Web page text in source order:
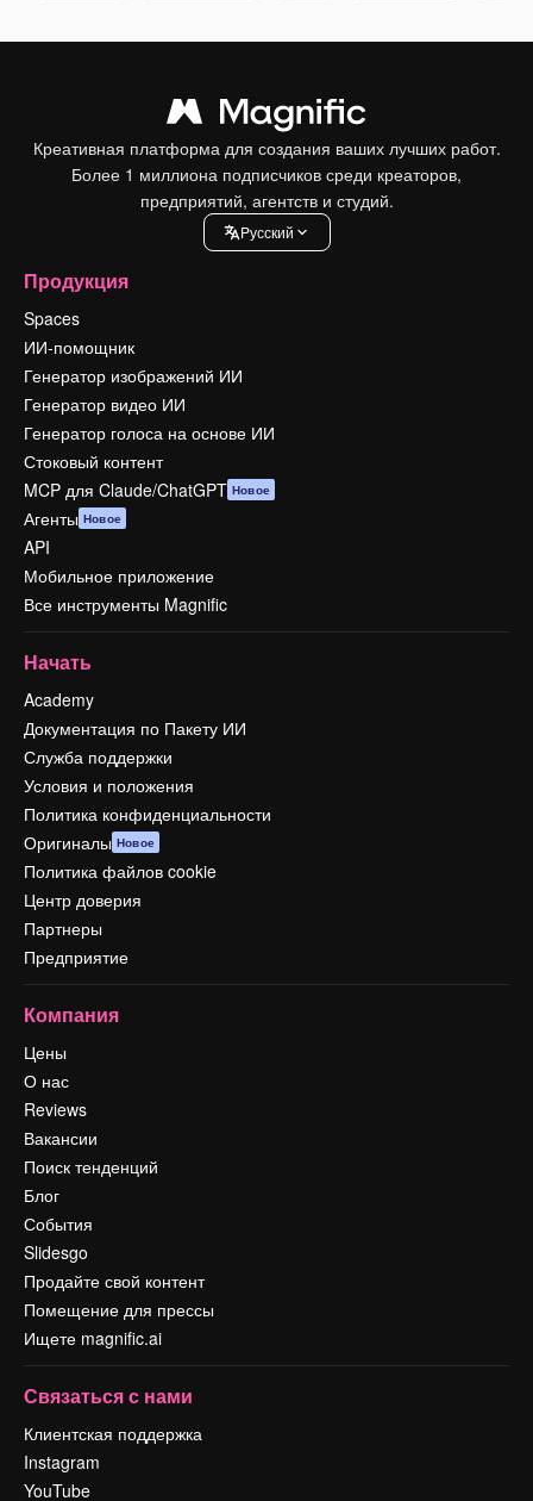
Креативная платформа для создания ваших лучших работ.
Более 1 миллиона подписчиков среди креаторов,
предприятий, агентств и студий.
Pусский
Продукция
Spaces
ИИ-помощник
Генератор изображений ИИ
Генератор видео ИИ
Генератор голоса на основе ИИ
Стоковый контент
MCP для Claude/ChatGPT Новое
Агенты Новое
API
Мобильное приложение
Все инструменты Magnific
Начать
Academy
Документация по Пакету ИИ
Служба поддержки
Условия и положения
Политика конфиденциальности
Оригиналы Новое
Политика файлов cookie
Центр доверия
Партнеры
Предприятие
Компания
Цены
О нас
Reviews
Вакансии
Поиск тенденций
Блог
События
Slidesgo
Продайте свой контент
Помещение для прессы
Ищете magnific.ai
Связаться с нами
Клиентская поддержка
Instagram
YouTube